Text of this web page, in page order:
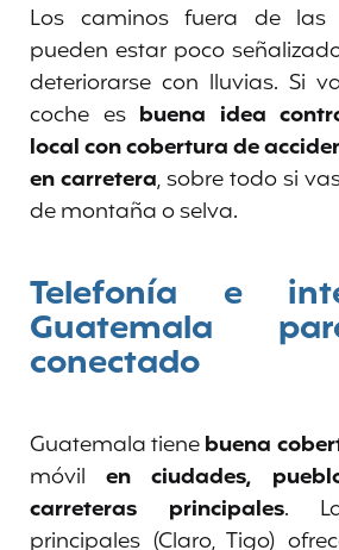
Los caminos fuera de las
pueden estar poco
deteriorarse con lluvias. Si
coche es buena idea
local con cobertura de
en carretera, sobre todo si
de montaña o selva.
Telefonía e
Guatemala
conectado
Guatemala tienebuena
móvilen ciudades,
carreteras principales.
principales (Claro, Tigo)